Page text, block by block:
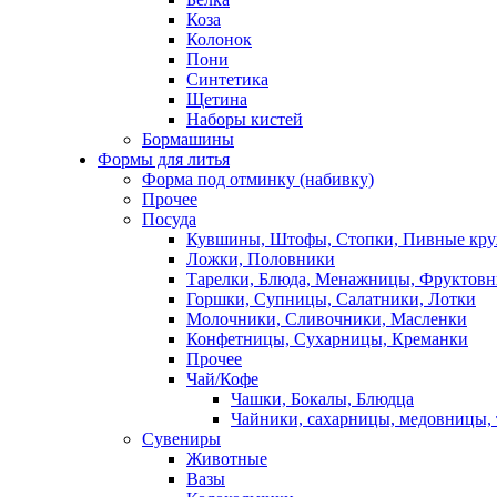
Коза
Колонок
Пони
Синтетика
Щетина
Наборы кистей
Бормашины
Формы для литья
Форма под отминку (набивку)
Прочее
Посуда
Кувшины, Штофы, Стопки, Пивные
Ложки, Половники
Тарелки, Блюда, Менажницы,
Горшки, Супницы, Салатники, Лотки
Молочники, Сливочники, Масленки
Конфетницы, Сухарницы, Креманки
Прочее
Чай/Кофе
Чашки, Бокалы, Блюдца
Чайники, сахарницы, медовницы,
Сувениры
Животные
Вазы